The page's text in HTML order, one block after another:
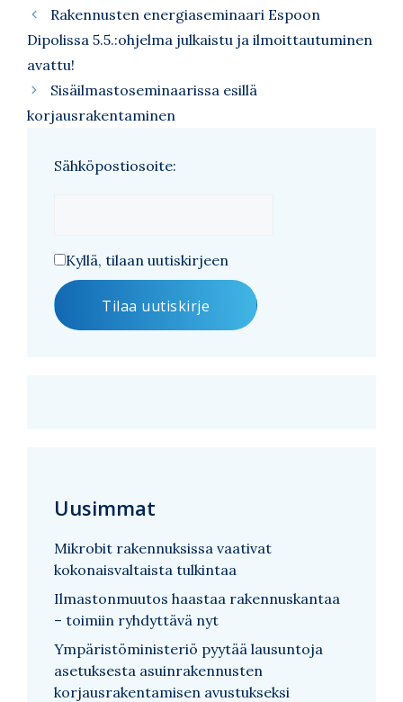
Rakennusten energiaseminaari Espoon
Dipolissa 5.5.:ohjelma julkaistu ja ilmoittautuminen
avattu!
Sisäilmastoseminaarissa esillä
korjausrakentaminen
Sähköpostiosoite:
Kyllä, tilaan uutiskirjeen
Uusimmat
Mikrobit rakennuksissa vaativat
kokonaisvaltaista tulkintaa
Ilmastonmuutos haastaa rakennuskantaa
– toimiin ryhdyttävä nyt
Ympäristöministeriö pyytää lausuntoja
asetuksesta asuinrakennusten
korjausrakentamisen avustukseksi